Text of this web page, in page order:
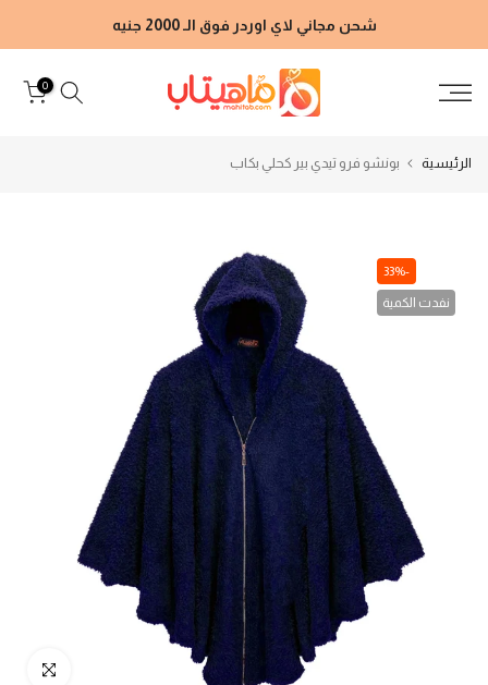
إلى
شحن مجاني لاي اوردر فوق الـ 2000 جنيه
0
الرئيسية بونشو فرو تيدي بير كحلي بكاب
-33%
نفدت الكمية
انقر للتكبير